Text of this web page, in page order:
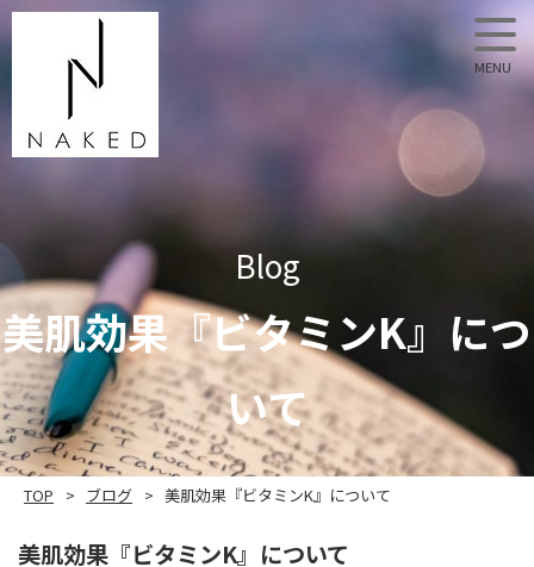
Blog
美肌効果『ビタミンK』につ
いて
TOP ブログ 美肌効果『ビタミンK』について
美肌効果『ビタミンK』について